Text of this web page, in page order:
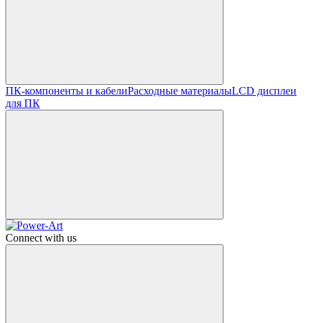
ПК-компоненты и кабелиРасходные материалыLCD дисплеи
для ПК
Connect with us